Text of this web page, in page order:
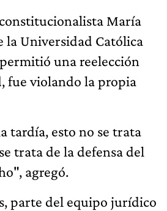
María
la Universidad Católica
una reelección
fue violando la propia
tardía, esto no se trata
trata de la defensa del
agregó.
parte del equipo jurídico